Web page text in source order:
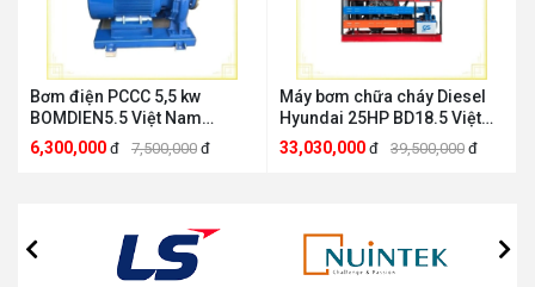
Bơm điện PCCC 5,5 kw
BOMDIEN5.5 Việt Nam
BOMDIEN5.5
6,300,000 đ 7,500,000 đ
Máy bơm chữa cháy Diesel
Hyundai 25HP BD18.5 Việt
Nam BD18.5
33,030,000 đ 39,500,000 đ